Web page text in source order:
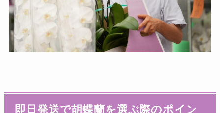
即日発送で胡蝶蘭を選ぶ際のポイン